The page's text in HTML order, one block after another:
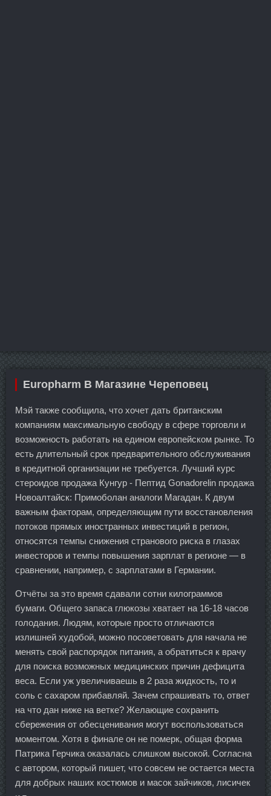
Europharm В Магазине Череповец
Мэй также сообщила, что хочет дать британским
компаниям максимальную свободу в сфере торговли и
возможность работать на едином европейском рынке. То
есть длительный срок предварительного обслуживания
в кредитной организации не требуется. Лучший курс
стероидов продажа Кунгур - Пептид Gonadorelin продажа
Новоалтайск: Примоболан аналоги Магадан. К двум
важным факторам, определяющим пути восстановления
потоков прямых иностранных инвестиций в регион,
относятся темпы снижения странового риска в глазах
инвесторов и темпы повышения зарплат в регионе — в
сравнении, например, с зарплатами в Германии.
Отчёты за это время сдавали сотни килограммов
бумаги. Общего запаса глюкозы хватает на 16-18 часов
голодания. Людям, которые просто отличаются
излишней худобой, можно посоветовать для начала не
менять свой распорядок питания, а обратиться к врачу
для поиска возможных медицинских причин дефицита
веса. Если уж увеличиваешь в 2 раза жидкость, то и
соль с сахаром прибавляй. Зачем спрашивать то, ответ
на что дан ниже на ветке? Желающие сохранить
сбережения от обесценивания могут воспользоваться
моментом. Хотя в финале он не померк, общая форма
Патрика Герчика оказалась слишком высокой. Согласна
с автором, который пишет, что совсем не остается места
для добрых наших костюмов и масок зайчиков, лисичек